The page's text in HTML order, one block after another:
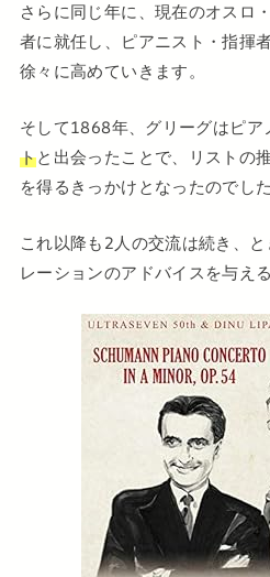
さらに同じ年に、現在のオスロ
者に就任し、ピアニスト・指揮
徐々に高めていきます。
そして1868年、グリーグはピア
トと出会ったことで、リストの
を得るきっかけとなったのでした
これ以降も2人の交流は続き、
レーションのアドバイスを与え